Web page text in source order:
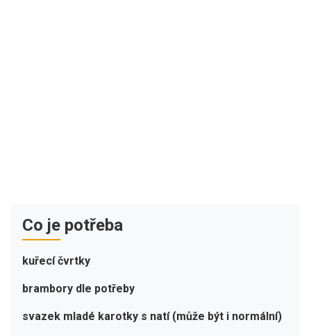
Co je potřeba
kuřecí čvrtky
brambory dle potřeby
svazek mladé karotky s natí (může být i normální)